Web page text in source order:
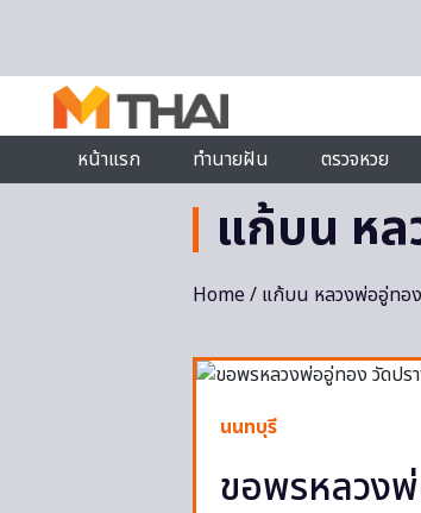
หน้าแรก
ทำนายฝัน ตรวจหวย
แก้บน ห
Home/ แก้บน หลวงพ่ออู่ทอง
นนทบุรี
ขอพรหลวง